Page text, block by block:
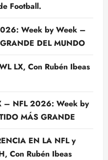
Football.
Week by Week –
DEL MUNDO
LX, Con Rubén Ibeas
– NFL 2026: Week by
MÁS GRANDE
EN LA NFL y
Con Rubén Ibeas